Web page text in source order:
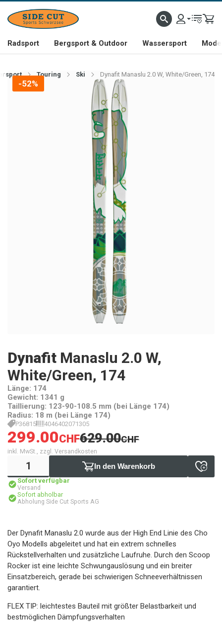
Radsport Bergsport & Outdoor Wassersport
Touring Ski Dynafit Manaslu 2.0 W, White/Green, 174
-52%
Dynafit Manaslu 2.0 W,
White/Green, 174
Länge: 174
Gewicht: 1341 g
Taillierung: 123-90-108.5 mm (bei Länge 174)
Radius: 18 m (bei Länge 174)
P36815 4046402071305
299.00CHF629.00CHF
inkl. MwSt., zzgl. Versandkosten
In den Warenkorb
Sofort verfügbar
Versand
Sofort abholbar
Abholung Side Cut Sports AG
Der Dynafit Manaslu 2.0 wurde aus der High End Linie des Cho
Oyo Modells abgeleitet und hat ein extrem schnelles
Rückstellverhalten und zusätzliche Laufruhe. Durch den Scoop
Rocker ist eine leichte Schwungauslösung und ein breiter
Einsatzbereich, gerade bei schwierigen Schneeverhältnissen
garantiert.
FLEX TIP: leichtestes Bauteil mit größter Belastbarkeit und
bestmöglichen Dämpfungsverhalten